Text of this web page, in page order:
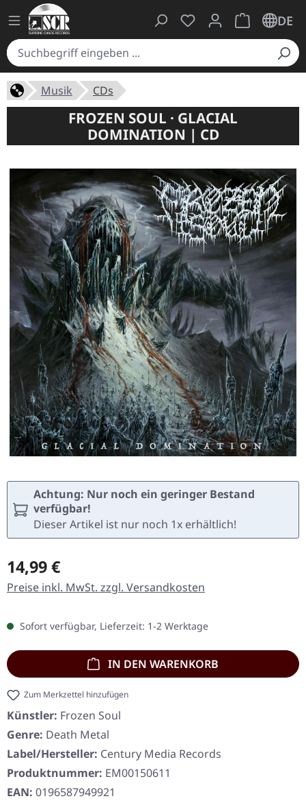
Du hast 0 Produkte
Warenkorb
DE
Musik CDs
FROZEN SOUL · GLACIAL
DOMINATION | CD
Achtung: Nur noch ein geringer Bestand
verfügbar!
Dieser Artikel ist nur noch 1x erhältlich!
Regulärer Preis:
14,99 €
Preise inkl. MwSt. zzgl. Versandkosten
Sofort verfügbar, Lieferzeit: 1-2 Werktage
IN DEN WARENKORB
Zum Merkzettel hinzufügen
Künstler: Frozen Soul
Genre: Death Metal
Label/Hersteller: Century Media Records
Produktnummer: EM00150611
EAN: 0196587949921